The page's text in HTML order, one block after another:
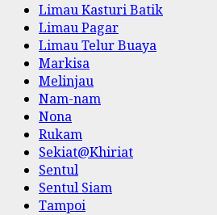
Limau Kasturi Batik
Limau Pagar
Limau Telur Buaya
Markisa
Melinjau
Nam-nam
Nona
Rukam
Sekiat@Khiriat
Sentul
Sentul Siam
Tampoi